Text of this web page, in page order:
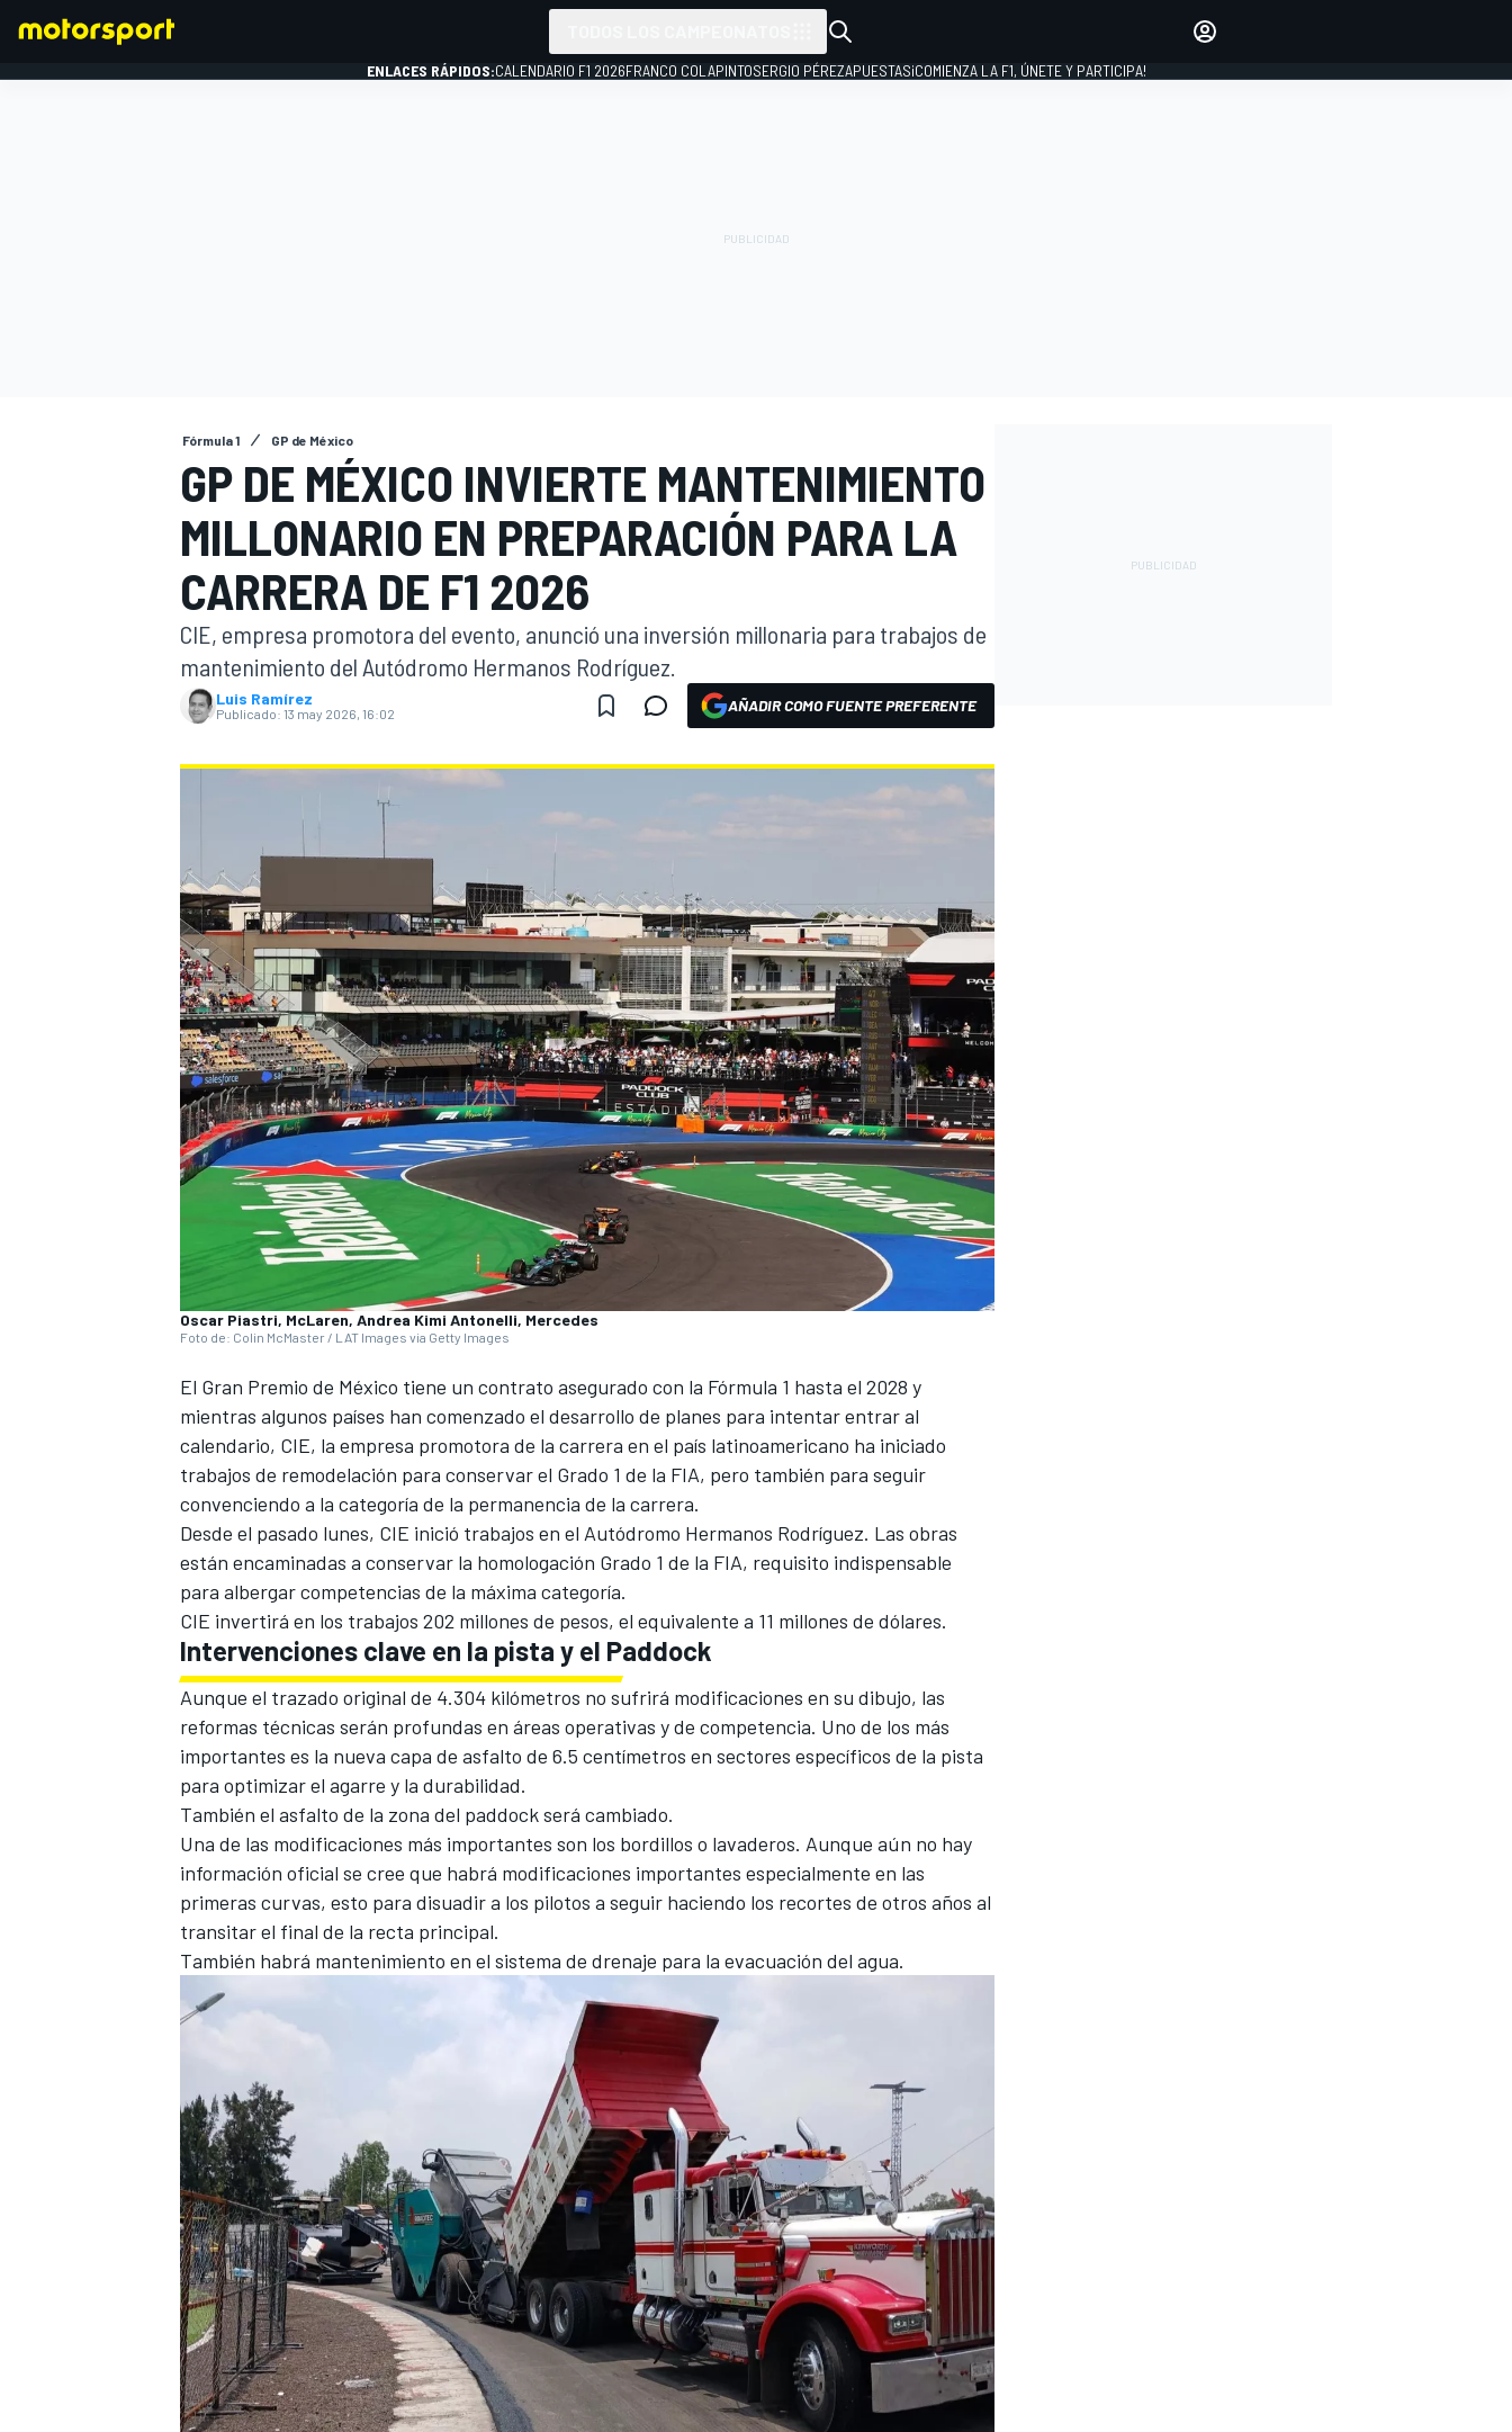
INDYCAR
MOTOGP
NASCAR CUP
FÓRMULA E
WRC
INICIAR SESIÓN
ENLACES RÁPIDOS:CALENDARIO F1 2026FRANCO COLAPINTOSERGIO PÉREZAPUESTAS¡COMIENZA LA F1, ÚNETE Y PARTICIPA!
Fórmula 1 GP de México
GP DE MÉXICO INVIERTE MANTENIMIENTO
MILLONARIO EN PREPARACIÓN PARA LA
CARRERA DE F1 2026
CIE, empresa promotora del evento, anunció una inversión millonaria para trabajos de
mantenimiento del Autódromo Hermanos Rodríguez.
Luis Ramírez
Publicado: 13 may 2026, 16:02 AÑADIR COMO FUENTE PREFERENTE
Oscar Piastri, McLaren, Andrea Kimi Antonelli, Mercedes
Foto de: Colin McMaster / LAT Images via Getty Images
El Gran Premio de México tiene un contrato asegurado con la Fórmula 1 hasta el 2028 y
mientras algunos países han comenzado el desarrollo de planes para intentar entrar al
calendario, CIE, la empresa promotora de la carrera en el país latinoamericano ha iniciado
trabajos de remodelación para conservar el Grado 1 de la FIA, pero también para seguir
convenciendo a la categoría de la permanencia de la carrera.
Desde el pasado lunes, CIE inició trabajos en el Autódromo Hermanos Rodríguez. Las obras
están encaminadas a conservar la homologación Grado 1 de la FIA, requisito indispensable
para albergar competencias de la máxima categoría.
CIE invertirá en los trabajos 202 millones de pesos, el equivalente a 11 millones de dólares.
Intervenciones clave en la pista y el Paddock
Aunque el trazado original de 4.304 kilómetros no sufrirá modificaciones en su dibujo, las
reformas técnicas serán profundas en áreas operativas y de competencia. Uno de los más
importantes es la nueva capa de asfalto de 6.5 centímetros en sectores específicos de la pista
para optimizar el agarre y la durabilidad.
También el asfalto de la zona del paddock será cambiado.
Una de las modificaciones más importantes son los bordillos o lavaderos. Aunque aún no hay
información oficial se cree que habrá modificaciones importantes especialmente en las
primeras curvas, esto para disuadir a los pilotos a seguir haciendo los recortes de otros años al
transitar el final de la recta principal.
También habrá mantenimiento en el sistema de drenaje para la evacuación del agua.